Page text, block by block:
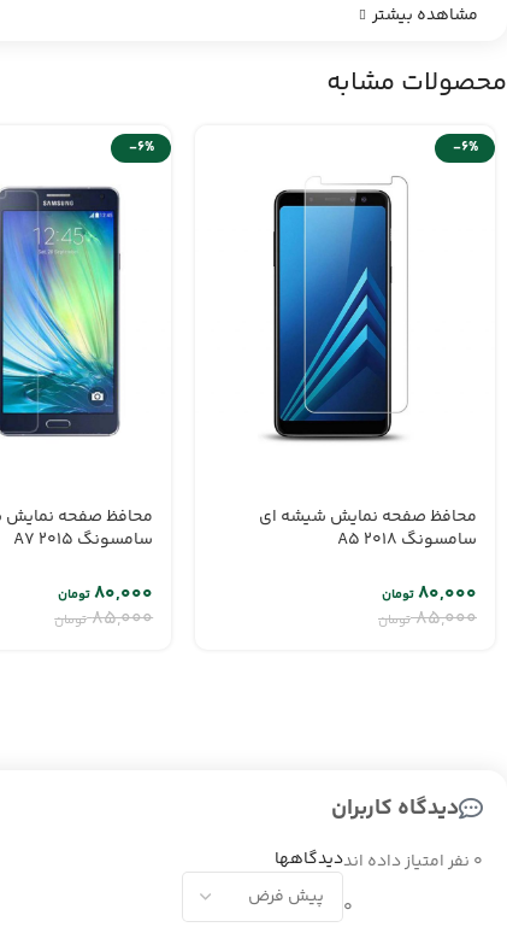
مشاهده بیشتر
محصولات مشابه
-6%
محافظ صفحه نمایش شیشه ای
سامسونگ A5 2018
۸۵,۰۰۰ تومان
۸۰,۰۰۰تومان
-6%
محافظ صفحه
سامسونگ A7 2015
۸۵,۰۰۰ تومان
۸۰,۰۰۰تومان
دیدگاه کاربران
0 نفر امتیاز داده اند
0
دیدگاهها